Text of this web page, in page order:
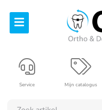
Mijn catalogus
Service